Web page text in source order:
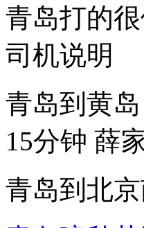
青岛打的
司机说明
青岛到黄
15分钟 薛
青岛到北